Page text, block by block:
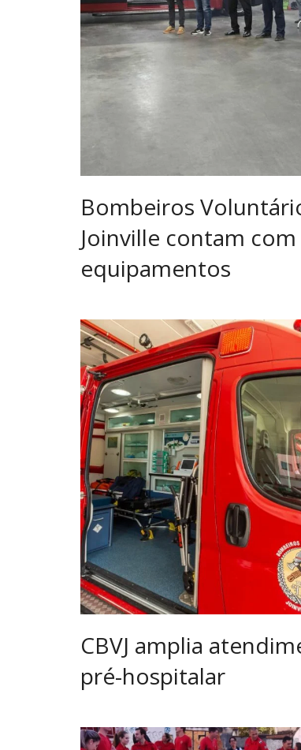
Bombeiros
Joinville contam
equipamentos
CBVJ amplia
pré-hospitalar